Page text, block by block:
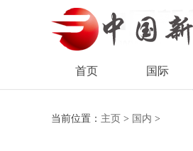
首页 国际
当前位置： 主页 > 国内 >